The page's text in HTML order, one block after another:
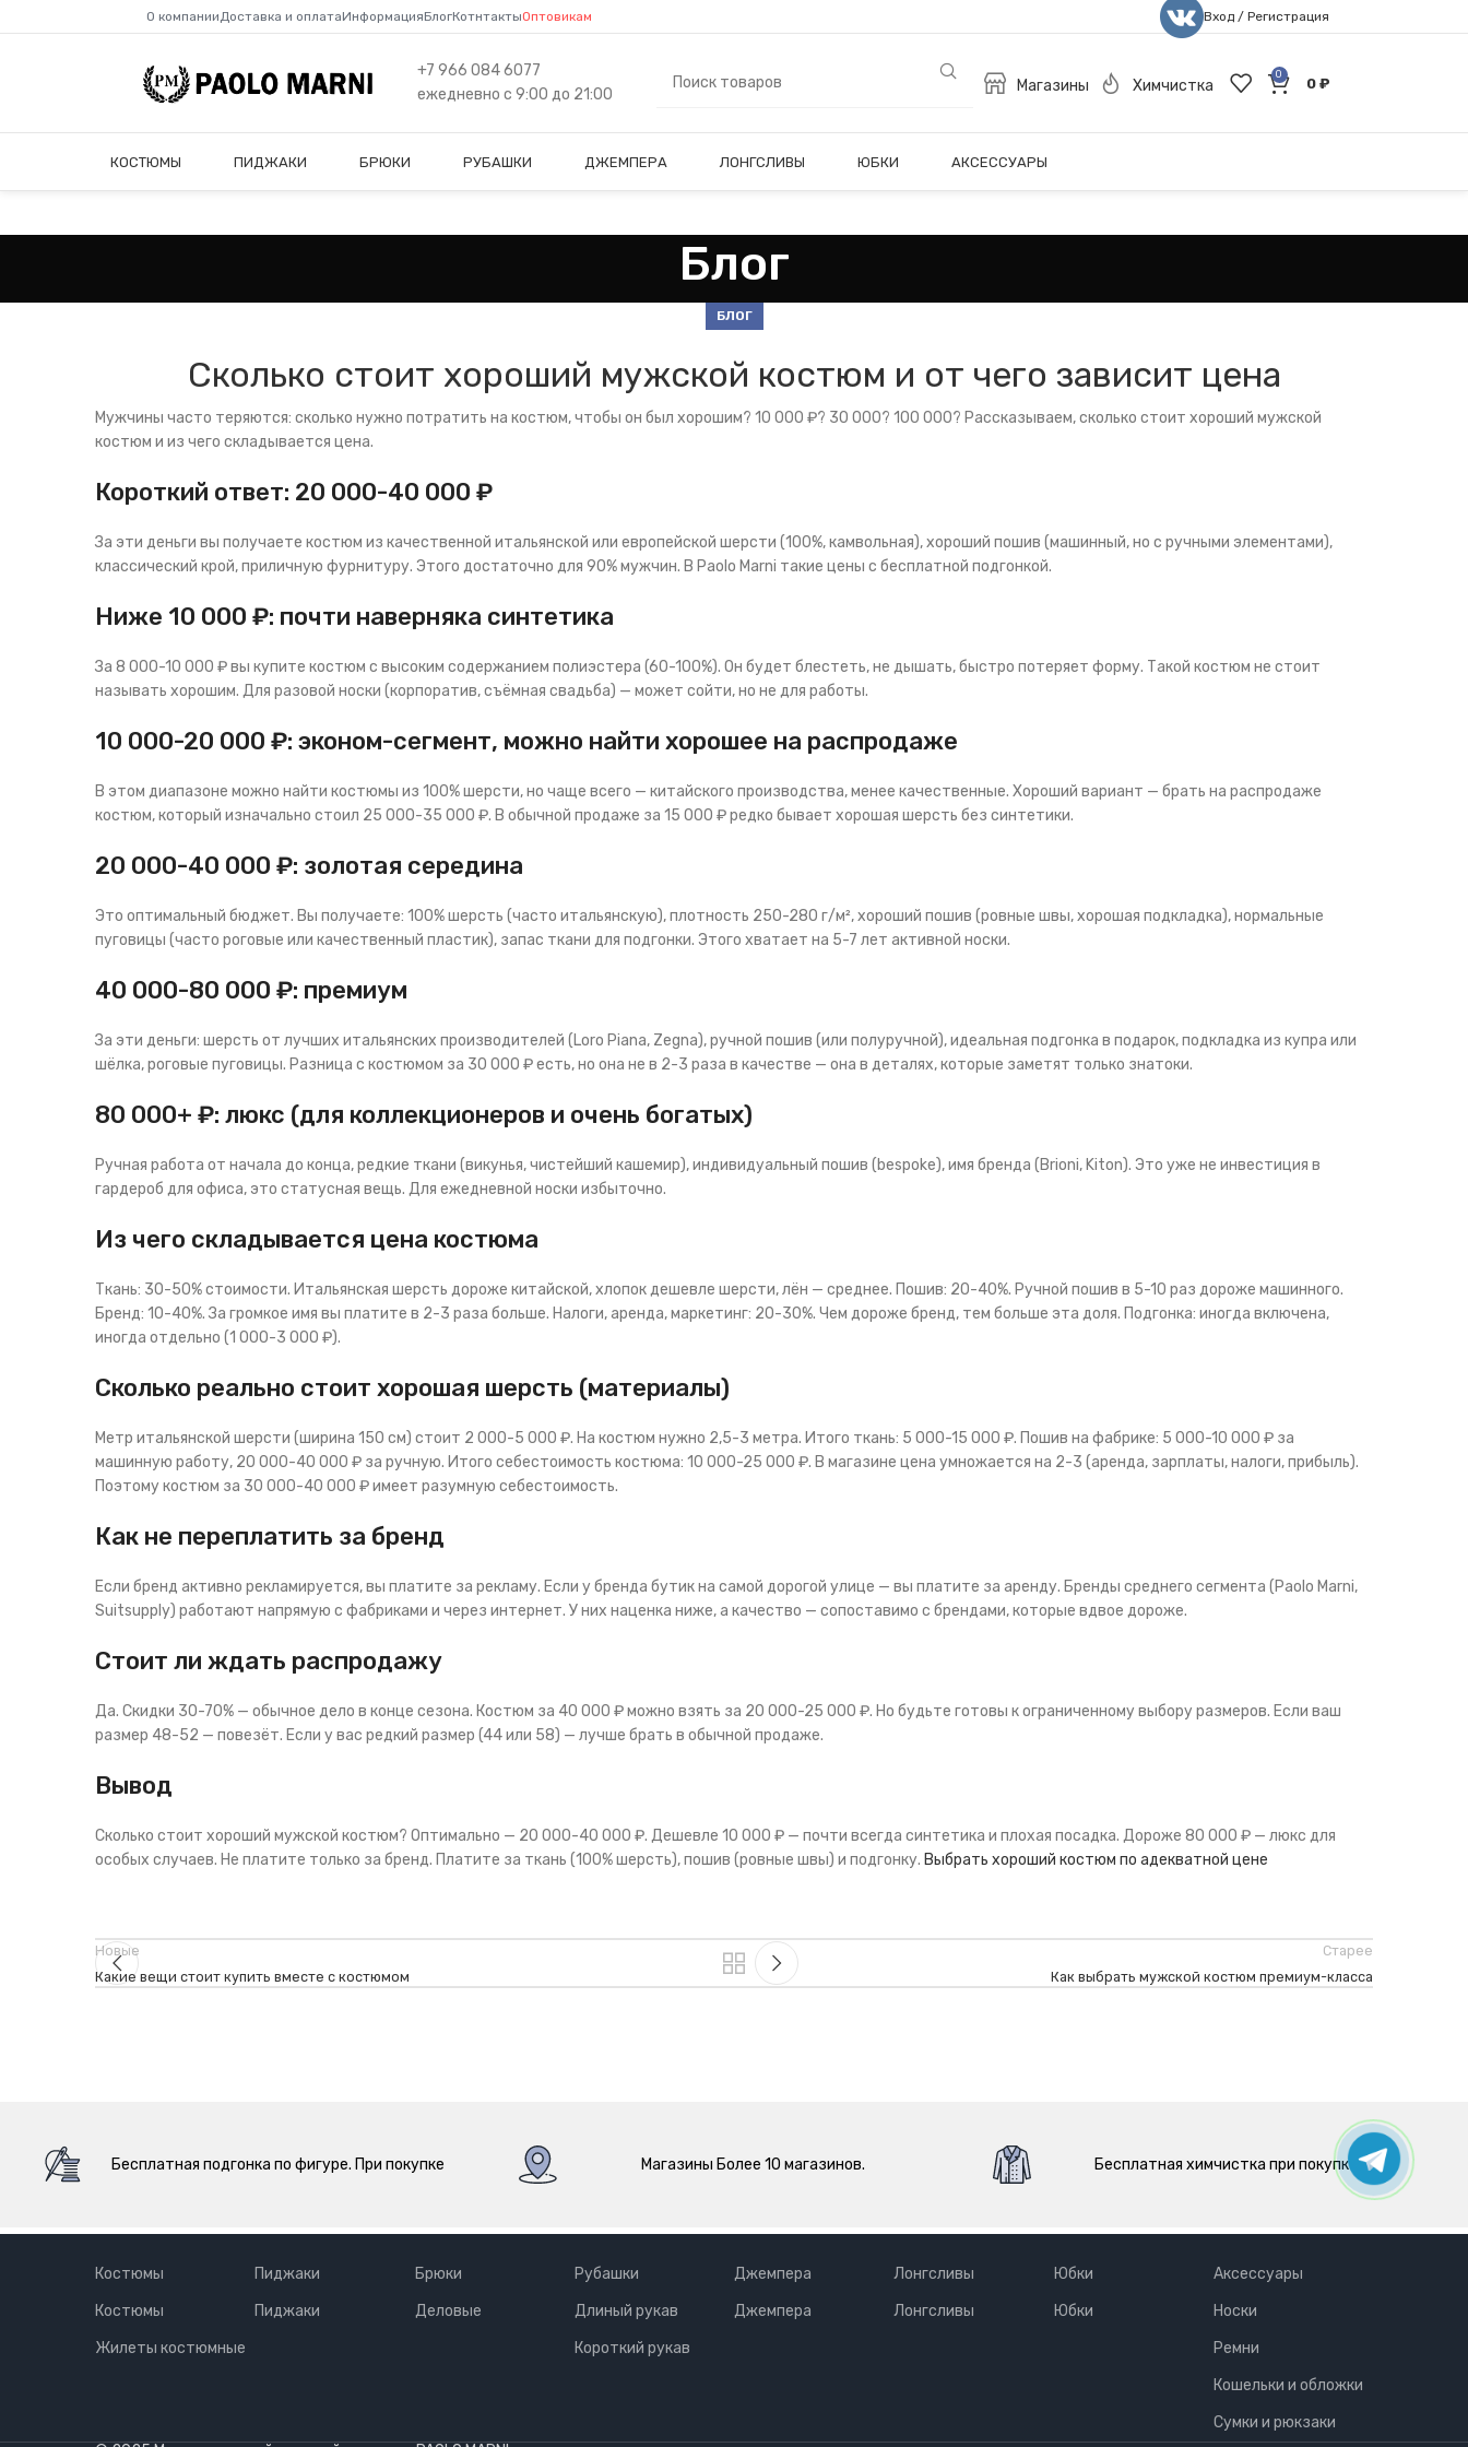
О компанииДоставка и оплатаИнформацияБлогКотнтактыОптовикам Вход / Регистрация
+7 966 084 6077
ежедневно с 9:00 до 21:00
Магазины Химчистка
0
0 ₽
КОСТЮМЫ ПИДЖАКИ БРЮКИ РУБАШКИ ДЖЕМПЕРА ЛОНГСЛИВЫ ЮБКИ АКСЕССУАРЫ
Блог
БЛОГ
Сколько стоит хороший мужской костюм и от чего зависит цена
Мужчины часто теряются: сколько нужно потратить на костюм, чтобы он был хорошим? 10 000 ₽? 30 000? 100 000? Рассказываем, сколько стоит хороший мужской
костюм и из чего складывается цена.
Короткий ответ: 20 000-40 000 ₽
За эти деньги вы получаете костюм из качественной итальянской или европейской шерсти (100%, камвольная), хороший пошив (машинный, но с ручными элементами),
классический крой, приличную фурнитуру. Этого достаточно для 90% мужчин. В Paolo Marni такие цены с бесплатной подгонкой.
Ниже 10 000 ₽: почти наверняка синтетика
За 8 000-10 000 ₽ вы купите костюм с высоким содержанием полиэстера (60-100%). Он будет блестеть, не дышать, быстро потеряет форму. Такой костюм не стоит
называть хорошим. Для разовой носки (корпоратив, съёмная свадьба) — может сойти, но не для работы.
10 000-20 000 ₽: эконом-сегмент, можно найти хорошее на распродаже
В этом диапазоне можно найти костюмы из 100% шерсти, но чаще всего — китайского производства, менее качественные. Хороший вариант — брать на распродаже
костюм, который изначально стоил 25 000-35 000 ₽. В обычной продаже за 15 000 ₽ редко бывает хорошая шерсть без синтетики.
20 000-40 000 ₽: золотая середина
Это оптимальный бюджет. Вы получаете: 100% шерсть (часто итальянскую), плотность 250-280 г/м², хороший пошив (ровные швы, хорошая подкладка), нормальные
пуговицы (часто роговые или качественный пластик), запас ткани для подгонки. Этого хватает на 5-7 лет активной носки.
40 000-80 000 ₽: премиум
За эти деньги: шерсть от лучших итальянских производителей (Loro Piana, Zegna), ручной пошив (или полуручной), идеальная подгонка в подарок, подкладка из купра или
шёлка, роговые пуговицы. Разница с костюмом за 30 000 ₽ есть, но она не в 2-3 раза в качестве — она в деталях, которые заметят только знатоки.
80 000+ ₽: люкс (для коллекционеров и очень богатых)
Ручная работа от начала до конца, редкие ткани (викунья, чистейший кашемир), индивидуальный пошив (bespoke), имя бренда (Brioni, Kiton). Это уже не инвестиция в
гардероб для офиса, это статусная вещь. Для ежедневной носки избыточно.
Из чего складывается цена костюма
Ткань: 30-50% стоимости. Итальянская шерсть дороже китайской, хлопок дешевле шерсти, лён — среднее. Пошив: 20-40%. Ручной пошив в 5-10 раз дороже машинного.
Бренд: 10-40%. За громкое имя вы платите в 2-3 раза больше. Налоги, аренда, маркетинг: 20-30%. Чем дороже бренд, тем больше эта доля. Подгонка: иногда включена,
иногда отдельно (1 000-3 000 ₽).
Сколько реально стоит хорошая шерсть (материалы)
Метр итальянской шерсти (ширина 150 см) стоит 2 000-5 000 ₽. На костюм нужно 2,5-3 метра. Итого ткань: 5 000-15 000 ₽. Пошив на фабрике: 5 000-10 000 ₽ за
машинную работу, 20 000-40 000 ₽ за ручную. Итого себестоимость костюма: 10 000-25 000 ₽. В магазине цена умножается на 2-3 (аренда, зарплаты, налоги, прибыль).
Поэтому костюм за 30 000-40 000 ₽ имеет разумную себестоимость.
Как не переплатить за бренд
Если бренд активно рекламируется, вы платите за рекламу. Если у бренда бутик на самой дорогой улице — вы платите за аренду. Бренды среднего сегмента (Paolo Marni,
Suitsupply) работают напрямую с фабриками и через интернет. У них наценка ниже, а качество — сопоставимо с брендами, которые вдвое дороже.
Стоит ли ждать распродажу
Да. Скидки 30-70% — обычное дело в конце сезона. Костюм за 40 000 ₽ можно взять за 20 000-25 000 ₽. Но будьте готовы к ограниченному выбору размеров. Если ваш
размер 48-52 — повезёт. Если у вас редкий размер (44 или 58) — лучше брать в обычной продаже.
Вывод
Сколько стоит хороший мужской костюм? Оптимально — 20 000-40 000 ₽. Дешевле 10 000 ₽ — почти всегда синтетика и плохая посадка. Дороже 80 000 ₽ — люкс для
особых случаев. Не платите только за бренд. Платите за ткань (100% шерсть), пошив (ровные швы) и подгонку. Выбрать хороший костюм по адекватной цене
Новые
Какие вещи стоит купить вместе с костюмом
Старее
Как выбрать мужской костюм премиум-класса
Бесплатная подгонка по фигуре. При покупке Магазины Более 10 магазинов. Бесплатная химчистка при покупке.
Костюмы
Костюмы
Жилеты костюмные
Пиджаки
Пиджаки
Брюки
Деловые
Рубашки
Длиный рукав
Короткий рукав
Джемпера
Джемпера
Лонгсливы
Лонгсливы
Юбки
Юбки
Аксессуары
Носки
Ремни
Кошельки и обложки
Сумки и рюкзаки